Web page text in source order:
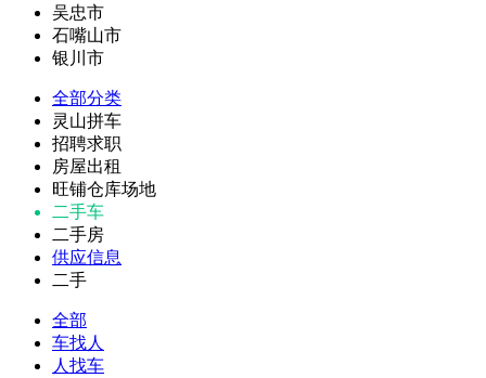
吴忠市
石嘴山市
银川市
全部分类
灵山拼车
招聘求职
房屋出租
旺铺仓库场地
二手车
二手房
供应信息
二手
全部
车找人
人找车